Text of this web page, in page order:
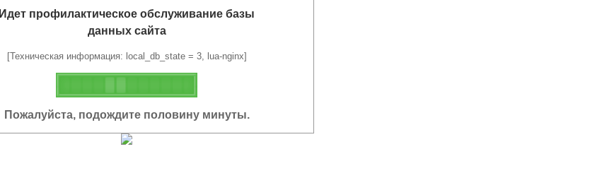
Идет профилактическое обслуживание базы
данных сайта
[Техническая информация: local_db_state = 3, lua-nginx]
Пожалуйста, подождите половину минуты.